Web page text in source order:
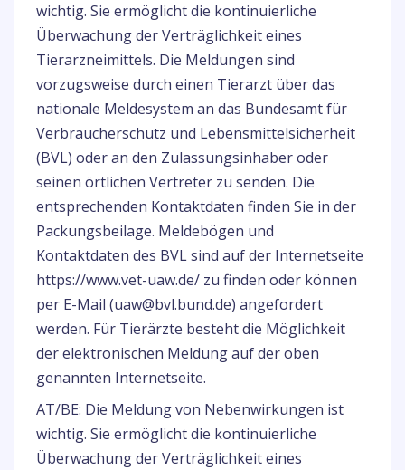
wichtig. Sie ermöglicht die kontinuierliche
Überwachung der Verträglichkeit eines
Tierarzneimittels. Die Meldungen sind
vorzugsweise durch einen Tierarzt über das
nationale Meldesystem an das Bundesamt für
Verbraucherschutz und Lebensmittelsicherheit
(BVL) oder an den Zulassungsinhaber oder
seinen örtlichen Vertreter zu senden. Die
entsprechenden Kontaktdaten finden Sie in der
Packungsbeilage. Meldebögen und
Kontaktdaten des BVL sind auf der Internetseite
https://www.vet-uaw.de/ zu finden oder können
per E-Mail (uaw@bvl.bund.de) angefordert
werden. Für Tierärzte besteht die Möglichkeit
der elektronischen Meldung auf der oben
genannten Internetseite.
AT/BE: Die Meldung von Nebenwirkungen ist
wichtig. Sie ermöglicht die kontinuierliche
Überwachung der Verträglichkeit eines